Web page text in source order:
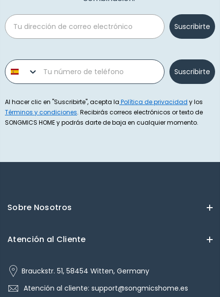
Email
Suscribirte
Phone number
Suscribirte
Al hacer clic en "Suscribirte", acepta la Política de privacidad y los
Términos y condiciones. Recibirás correos electrónicos or texto de
SONGMICS HOME y podrás darte de baja en cualquier momento.
Sobre Nosotros
Atención al Cliente
Brauckstr. 51, 58454 Witten, Germany
Atención al cliente: support@songmicshome.es